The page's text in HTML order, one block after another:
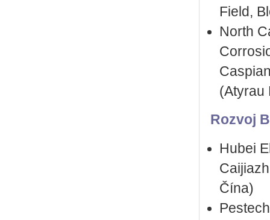
Field,
North
(Atyrau
Rozvoj
Hubei
Čína)